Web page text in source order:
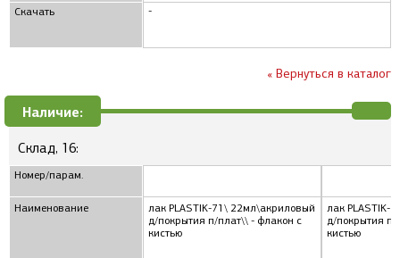
Скачать -
« Вернуться в каталог
Наличие:
Склад, 16:
Номер/парам.
Наименование
лак PLASTIK-71\ 22мл\акриловый
д/покрытия п/плат\\ - флакон с
кистью
лак PLASTIK-
д/покрытия п/
кистью